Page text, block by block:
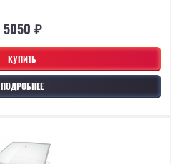
КУПИТЬ
ПОДРОБНЕЕ
5050 ₽